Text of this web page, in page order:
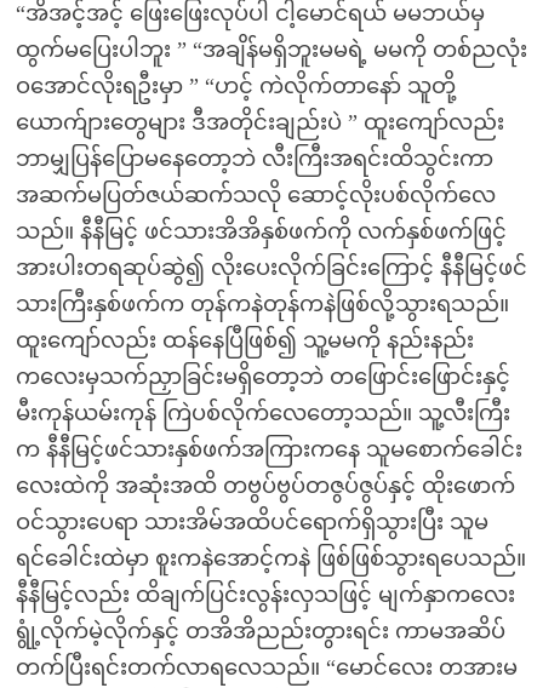
“အိအင့်အင့် ဖြေးဖြေးလုပ်ပါ ငါ့မောင်ရယ် မမဘယ်မှ
ထွက်မပြေးပါဘူး ” “အချိန်မရှိဘူးမမရဲ့ မမကို တစ်ညလုံး
ဝအောင်လိုးရဦးမှာ ” “ဟင့် ကဲလိုက်တာနော် သူတို့
ယောက်ျားတွေများ ဒီအတိုင်းချည်းပဲ ” ထူးကျော်လည်း
ဘာမျှပြန်ပြောမနေတော့ဘဲ လီးကြီးအရင်းထိသွင်းကာ
အဆက်မပြတ်ဇယ်ဆက်သလို ဆောင့်လိုးပစ်လိုက်လေ
သည်။ နီနီမြင့် ဖင်သားအိအိနှစ်ဖက်ကို လက်နှစ်ဖက်ဖြင့်
အားပါးတရဆုပ်ဆွဲ၍ လိုးပေးလိုက်ခြင်းကြောင့် နီနီမြင့်ဖင်
သားကြီးနှစ်ဖက်က တုန်ကနဲတုန်ကနဲဖြစ်လို့သွားရသည်။
ထူးကျော်လည်း ထန်နေပြီဖြစ်၍ သူ့မမကို နည်းနည်း
ကလေးမှသက်ညှာခြင်းမရှိတော့ဘဲ တဖြောင်းဖြောင်းနှင့်
မီးကုန်ယမ်းကုန် ကြဲပစ်လိုက်လေတော့သည်။ သူ့လီးကြီး
က နီနီမြင့်ဖင်သားနှစ်ဖက်အကြားကနေ သူမစောက်ခေါင်း
လေးထဲကို အဆုံးအထိ တဗွပ်ဗွပ်တဇွပ်ဇွပ်နှင့် ထိုးဖောက်
ဝင်သွားပေရာ သားအိမ်အထိပင်ရောက်ရှိသွားပြီး သူမ
ရင်ခေါင်းထဲမှာ စူးကနဲအောင့်ကနဲ ဖြစ်ဖြစ်သွားရပေသည်။
နီနီမြင့်လည်း ထိချက်ပြင်းလွန်းလှသဖြင့် မျက်နှာကလေး
ရွုံ့လိုက်မဲ့လိုက်နှင့် တအိအိညည်းတွားရင်း ကာမအဆိပ်
တက်ပြီးရင်းတက်လာရလေသည်။ “မောင်လေး တအားမ